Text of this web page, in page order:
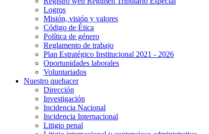
Logros
Misión, visión y valores
Código de Ética
Política de género
Reglamento de trabajo
Plan Estratégico Institucional 2021 - 2026
Oportunidades laborales
Voluntariados
Nuestro quehacer
Dirección
Investigación
Incidencia Nacional
Incidencia Internacional
Litigio penal